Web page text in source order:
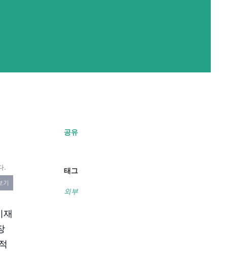
.
기
재
공유
태그
외부